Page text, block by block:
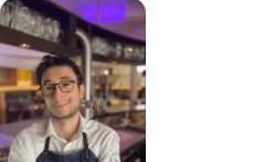
cadres dirigeants
et cinq
opérationnels via
Join et des
annonces A/B.